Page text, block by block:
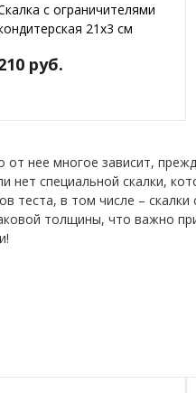
с ограничителями
21х3 см
руб.
нее многое зависит,
нет специальной скалки,
теста, в том числе –
толщины, что важно